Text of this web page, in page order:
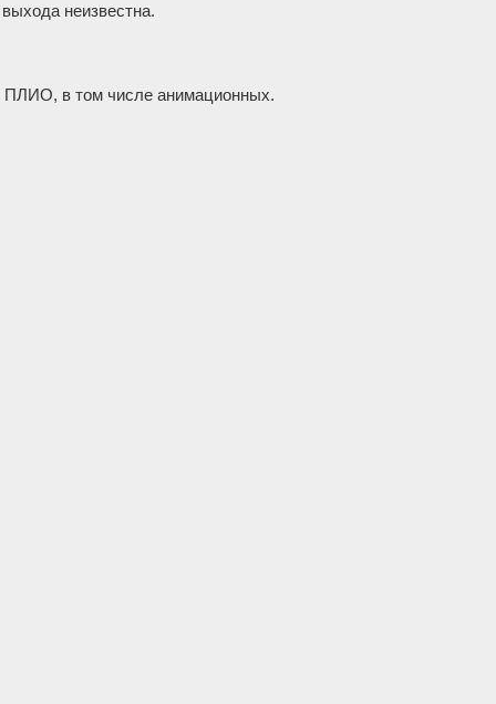
неизвестна.
ПЛИО, в том числе анимационных.